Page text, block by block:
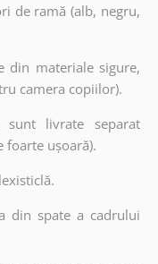
de ramă (alb, negru,
din materiale sigure,
camera copiilor).
livrate separat
foarte ușoară).
din spate a cadrului